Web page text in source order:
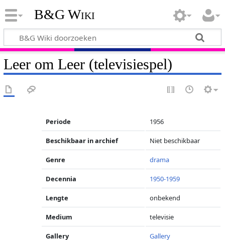
B&G Wiki
Leer om Leer (televisiespel)
Periode 1956
Beschikbaar in archief Niet beschikbaar
Genre drama
Decennia 1950-1959
Lengte onbekend
Medium televisie
Gallery Gallery